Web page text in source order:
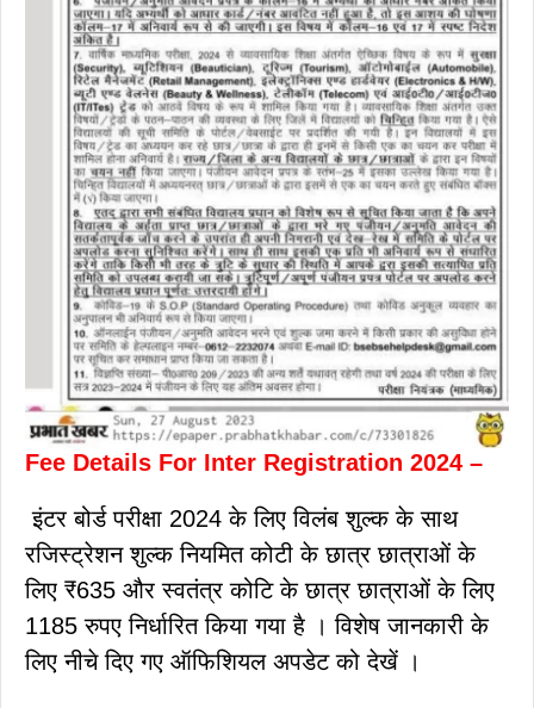
Fee Details For Inter Registration 2024 –
इंटर बोर्ड परीक्षा 2024 के लिए विलंब शुल्क के साथ
रजिस्ट्रेशन शुल्क नियमित कोटी के छात्र छात्राओं के
लिए ₹635 और स्वतंत्र कोटि के छात्र छात्राओं के लिए
1185 रुपए निर्धारित किया गया है । विशेष जानकारी के
लिए नीचे दिए गए ऑफिशियल अपडेट को देखें ।